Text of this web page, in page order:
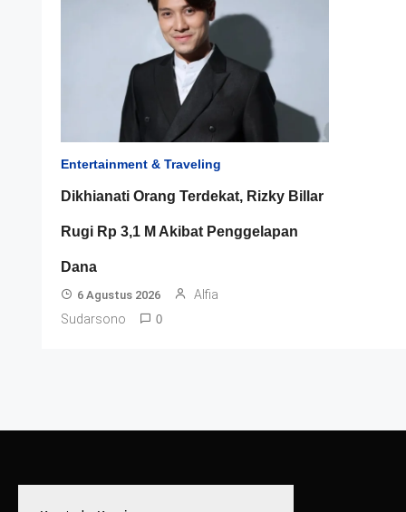
Entertainment & Traveling
Dikhianati Orang Terdekat, Rizky Billar
Rugi Rp 3,1 M Akibat Penggelapan
Dana
6 Agustus 2026
Alfia
Sudarsono
0